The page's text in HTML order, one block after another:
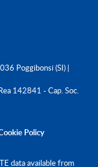
Poggibonsi (SI) |
142841 - Cap. Soc.
Policy
data available from